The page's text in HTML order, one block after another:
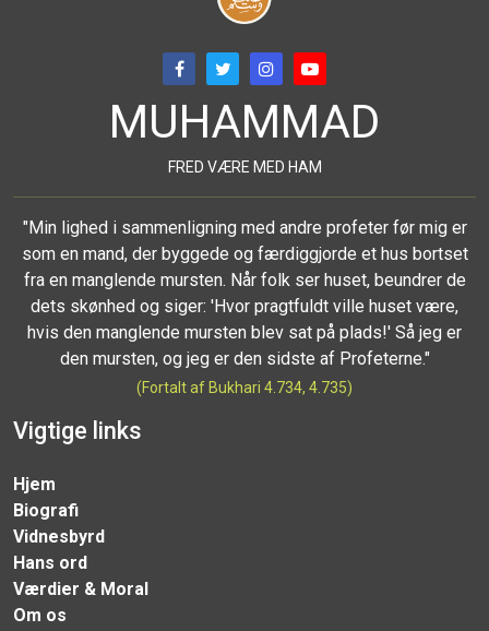
MUHAMMAD
FRED VÆRE MED HAM
"Min lighed i sammenligning med andre profeter før mig er
som en mand, der byggede og færdiggjorde et hus bortset
fra en manglende mursten. Når folk ser huset, beundrer de
dets skønhed og siger: 'Hvor pragtfuldt ville huset være,
hvis den manglende mursten blev sat på plads!' Så jeg er
den mursten, og jeg er den sidste af Profeterne."
(Fortalt af Bukhari 4.734, 4.735)
Vigtige links
Hjem
Biografi
Vidnesbyrd
Hans ord
Værdier & Moral
Om os